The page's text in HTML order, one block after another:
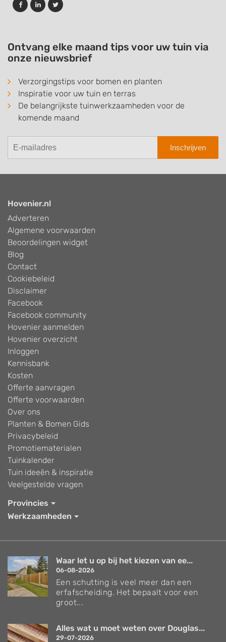
Ontvang elke maand tips voor uw tuin via
onze nieuwsbrief
Verzorgingstips voor bomen en planten
Inspiratie voor uw tuin en terras
De belangrijkste tuinwerkzaamheden voor de
komende maand
Inschrijven
Hovenier.nl
Adverteren
Algemene voorwaarden
Beoordelingen widget
Blog
Contact
Cookiebeleid
Disclaimer
Facebook
Facebook community
Hovenier aanmelden
Hovenier overzicht
Inloggen
Kennisbank
Kosten
Offerte aanvragen
Offerte voorwaarden
Over ons
Planten & Bomen Gids
Privacybeleid
Promotiematerialen
Tuinkalender
Tuin ideeën & inspiratie
Veelgestelde vragen
Provincies
Werkzaamheden
Waar let u op bij het kiezen van ee...
06-08-2026
Een schutting is veel meer dan een
erfafscheiding. Het bepaalt voor een
groot...
Alles wat u moet weten over Douglas...
29-07-2026